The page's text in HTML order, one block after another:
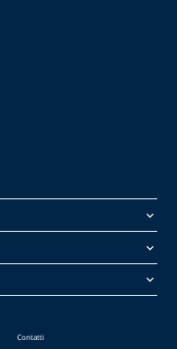
keyboard_arrow_down
keyboard_arrow_down
keyboard_arrow_down
Contatti